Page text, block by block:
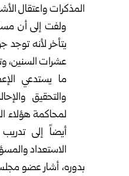
المذكرات واعتقال
ولفت إلى أن
يتأخر لأنه توجد
عشرات السنين،
ما يستدعي
والتحقيق
لمحاكمة هؤلاء
أيضاً إلى
الاستعداد
بدوره، أشار عضو